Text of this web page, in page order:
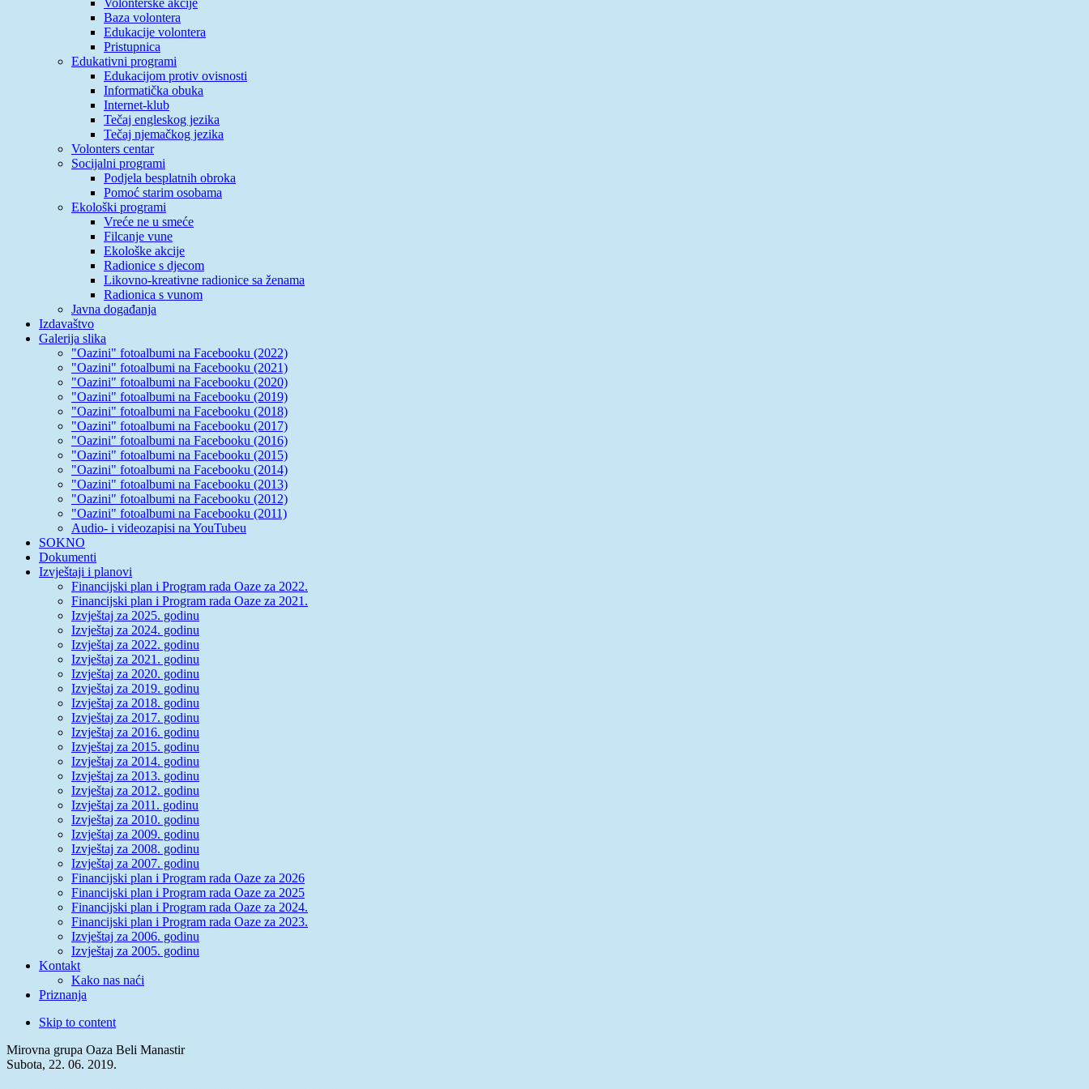
Baza volontera
Edukacije volontera
Pristupnica
Edukativni programi
Edukacijom protiv ovisnosti
Informatička obuka
Internet-klub
Tečaj engleskog jezika
Tečaj njemačkog jezika
Volonters centar
Socijalni programi
Podjela besplatnih obroka
Pomoć starim osobama
Ekološki programi
Vreće ne u smeće
Filcanje vune
Ekološke akcije
Radionice s djecom
Likovno-kreativne radionice sa ženama
Radionica s vunom
Javna događanja
Izdavaštvo
Galerija slika
"Oazini" fotoalbumi na Facebooku (2022)
"Oazini" fotoalbumi na Facebooku (2021)
"Oazini" fotoalbumi na Facebooku (2020)
"Oazini" fotoalbumi na Facebooku (2019)
"Oazini" fotoalbumi na Facebooku (2018)
"Oazini" fotoalbumi na Facebooku (2017)
"Oazini" fotoalbumi na Facebooku (2016)
"Oazini" fotoalbumi na Facebooku (2015)
"Oazini" fotoalbumi na Facebooku (2014)
"Oazini" fotoalbumi na Facebooku (2013)
"Oazini" fotoalbumi na Facebooku (2012)
"Oazini" fotoalbumi na Facebooku (2011)
Audio- i videozapisi na YouTubeu
SOKNO
Dokumenti
Izvještaji i planovi
Financijski plan i Program rada Oaze za 2022.
Financijski plan i Program rada Oaze za 2021.
Izvještaj za 2025. godinu
Izvještaj za 2024. godinu
Izvještaj za 2022. godinu
Izvještaj za 2021. godinu
Izvještaj za 2020. godinu
Izvještaj za 2019. godinu
Izvještaj za 2018. godinu
Izvještaj za 2017. godinu
Izvještaj za 2016. godinu
Izvještaj za 2015. godinu
Izvještaj za 2014. godinu
Izvještaj za 2013. godinu
Izvještaj za 2012. godinu
Izvještaj za 2011. godinu
Izvještaj za 2010. godinu
Izvještaj za 2009. godinu
Izvještaj za 2008. godinu
Izvještaj za 2007. godinu
Financijski plan i Program rada Oaze za 2026
Financijski plan i Program rada Oaze za 2025
Financijski plan i Program rada Oaze za 2024.
Financijski plan i Program rada Oaze za 2023.
Izvještaj za 2006. godinu
Izvještaj za 2005. godinu
Kontakt
Kako nas naći
Priznanja
Skip to content
Mirovna grupa Oaza Beli Manastir
Subota, 22. 06. 2019.